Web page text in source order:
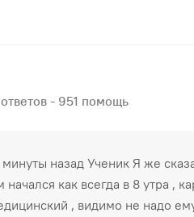
- 951 помощь
назад Ученик Я же
как всегда в 8 утра ,
, видимо не надо